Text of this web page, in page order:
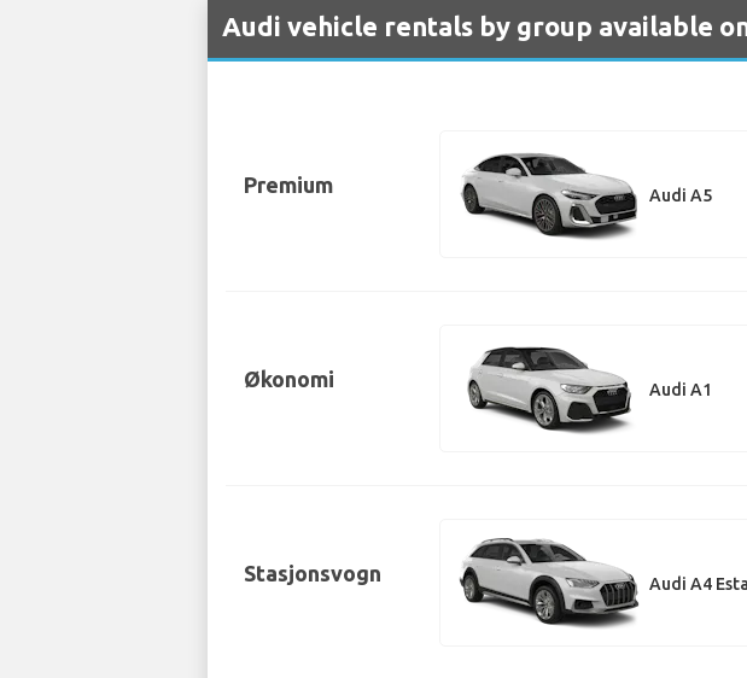
Audi vehicle rentals by group available
Premium Audi A5
Økonomi Audi A1
Stasjonsvogn Audi A4